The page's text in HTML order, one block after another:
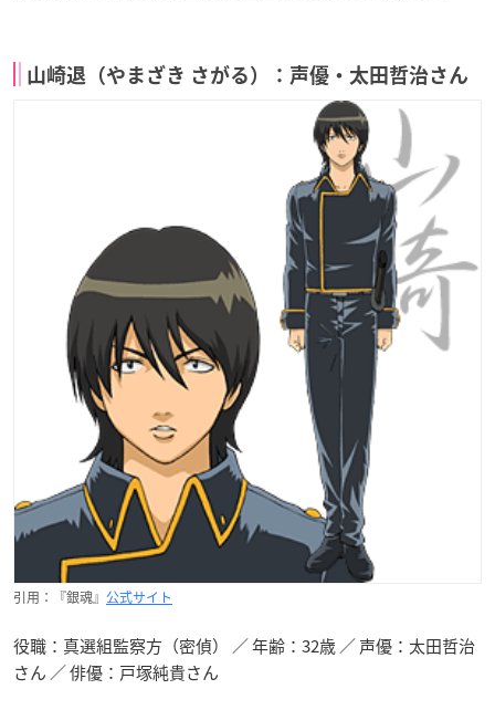
山崎退（やまざき さがる）：声優・太田哲治さん
引用：『銀魂』 公式サイト
役職：真選組監察方（密偵） ／ 年齢：32歳 ／ 声優：太田哲治
さん ／ 俳優：戸塚純貴さん